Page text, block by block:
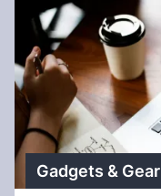
Gadgets & Gear